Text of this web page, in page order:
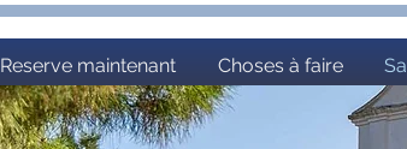
Reserve maintenant Choses à faire